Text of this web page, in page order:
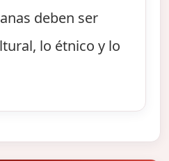
deben ser
lo étnico y lo